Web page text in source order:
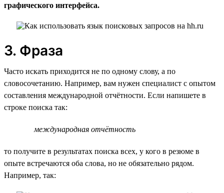
графического интерфейса.
3. Фраза
Часто искать приходится не по одному слову, а по
словосочетанию. Например, вам нужен специалист с опытом
составления международной отчётности. Если напишете в
строке поиска так:
международная отчётность
то получите в результатах поиска всех, у кого в резюме в
опыте встречаются оба слова, но не обязательно рядом.
Например, так: